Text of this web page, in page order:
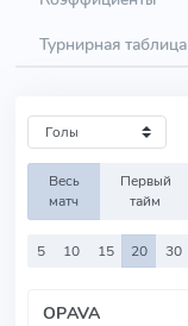
Турнирная таблица
Весь
матч
Первый
тайм
5 10 15 20 30
OPAVA